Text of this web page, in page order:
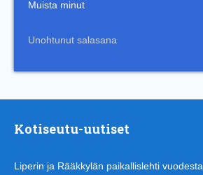
Muista minut
Unohtunut salasana
Kotiseutu-uutiset
Liperin ja Rääkkylän paikallislehti vuodesta